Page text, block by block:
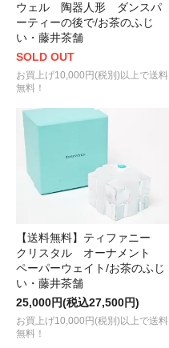
ウェル 陶器人形 ダンスパ
ーティーの後で/お茶のふじ
い・藤井茶舗
SOLD OUT
お買上げ10,000円(税別)以上で送料
無料！
【送料無料】ティファニー
クリスタル オーナメント
ペーパーウェイト/お茶のふじ
い・藤井茶舗
25,000円(税込27,500円)
お買上げ10,000円(税別)以上で送料
無料！